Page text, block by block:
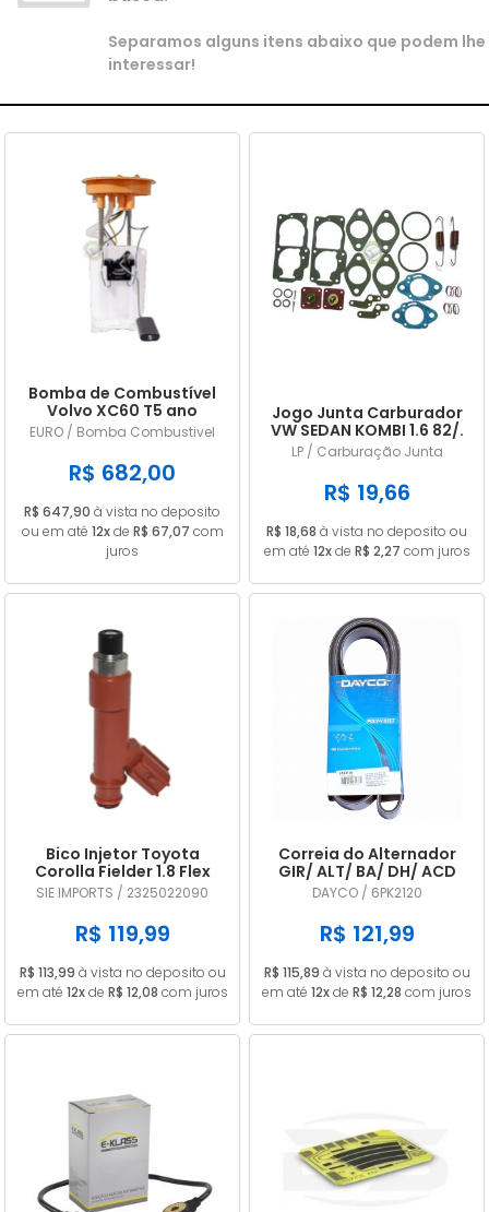
Separamos alguns itens abaixo que podem lhe
interessar!
Bomba de Combustível
Volvo XC60 T5 ano
2015/... em diante
A2C53325536
EURO / Bomba Combustivel
R$ 682,00
R$ 647,90 à vista no deposito
ou em até 12xde R$ 67,07 com
juros
Jogo Junta Carburador
VW SEDAN KOMBI 1.6 82/.
CARB 32 PDSIT ALCOOL
LP / Carburação Junta
R$ 19,66
R$ 18,68 à vista no deposito ou
em até 12xde R$ 2,27 com juros
Bico Injetor Toyota
Corolla Fielder 1.8 Flex
2009 2010 2011 2012 2013
2325022090
SIE IMPORTS / 2325022090
R$ 119,99
R$ 113,99 à vista no deposito ou
em até 12xde R$ 12,08 com juros
Correia do Alternador
GIR/ ALT/ BA/ DH/ ACD
DAYCO 6PK2120
DAYCO / 6PK2120
R$ 121,99
R$ 115,89 à vista no deposito ou
em até 12xde R$ 12,28 com juros